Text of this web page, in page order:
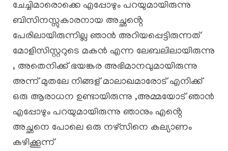
ചേച്ചിമാരൊക്കെ എപ്പോഴും പറയുമായിരുന്നു
ബിസിനസ്സുകാരനായ അച്ഛൻ്റെ
പേരിലായിരുന്നില്ല ഞാൻ അറിയപ്പെട്ടിരുന്നത്
മോളിസിസ്റ്ററുടെ മകൻ എന്ന ലേബലിലായിരുന്നു
, അതെനിക്ക് ഭയങ്കര അഭിമാനവുമായിരുന്നു
അന്ന് മുതലേ നിങ്ങള് മാലാഖമാരോട് എനിക്ക്
ഒരു ആരാധന ഉണ്ടായിരുന്നു ,അമ്മയോട് ഞാൻ
എപ്പോഴും പറയുമായിരുന്നു ഞാനും എൻ്റെ
അച്ഛനെ പോലെ ഒരു നഴ്സിനെ കല്യാണം
കഴിക്കൂന്ന്